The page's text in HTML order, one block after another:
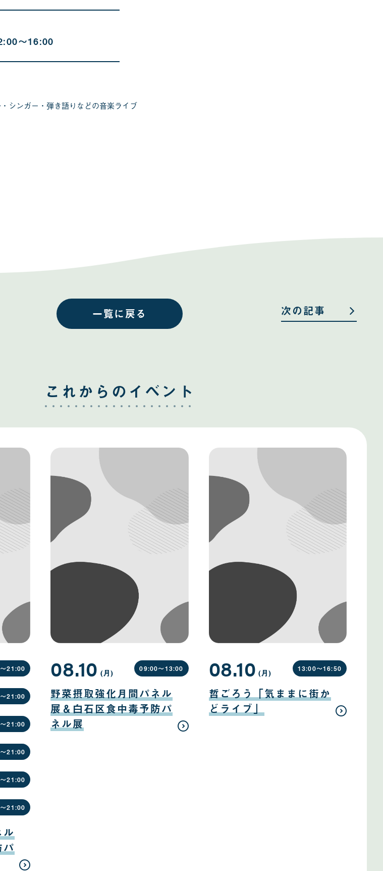
〜16:00
シンガー・弾き語りなどの音楽ライブ
一覧に戻る 次の記事
これからのイベント
ル
パ
21:00
21:00
21:00
21:00
21:00
21:00
野菜摂取強化月間パネル
展＆白石区食中毒予防パ
ネル展
08.10
月
10
日
(月曜
日
) 09:00〜13:00
哲ごろう「気ままに街か
どライブ」
08.10
月
10
日
(月曜
日
) 13:00〜16:50